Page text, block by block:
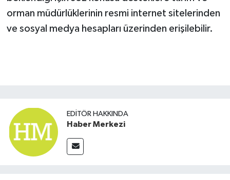
orman müdürlüklerinin resmi internet sitelerinden
ve sosyal medya hesapları üzerinden erişilebilir.
EDITÖR HAKKINDA
Haber Merkezi